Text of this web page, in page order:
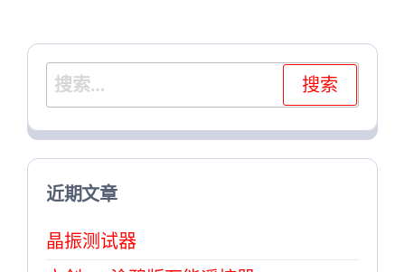
搜
索：
近期文章
晶振测试器